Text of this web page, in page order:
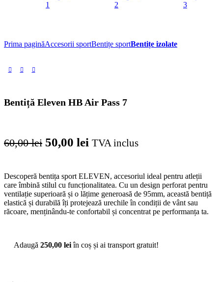
Prima paginăAccesorii sportBentițe sportBentițe izolate
Bentiță Eleven HB Air Pass 7
60,00lei Prețul
fost:
60,00 lei.
50,00 lei Prețul
este:
50,00 lei.
TVA inclus
Descoperă bentița sport ELEVEN, accesoriul ideal pentru atleții
care îmbină stilul cu funcționalitatea. Cu un design perforat pentru
ventilație superioară și o lățime generoasă de 95mm, această bentiță
elastică și durabilă îți protejează urechile în condiții de vânt sau
răcoare, menținându-te confortabil și concentrat pe performanța ta.
Adaugă 250,00 leiîn coș și ai transport gratuit!